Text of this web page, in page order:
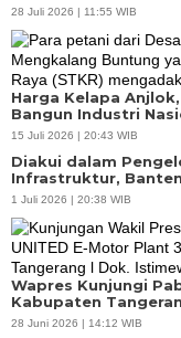
28 Juli 2026 | 11:55 WIB
Harga Kelapa
Bangun Industri
15 Juli 2026 | 20:43 WIB
Diakui dalam
Infrastruktur,
1 Juli 2026 | 20:38 WIB
Wapres Kunjungi
Kabupaten
28 Juni 2026 | 14:12 WIB